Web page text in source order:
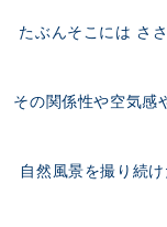
たぶんそこには さ
その関係性や空気感
自然風景を撮り続け